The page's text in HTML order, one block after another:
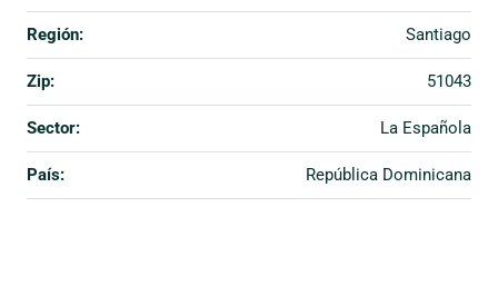
Región: Santiago
Zip: 51043
Sector: La Española
País: República Dominicana